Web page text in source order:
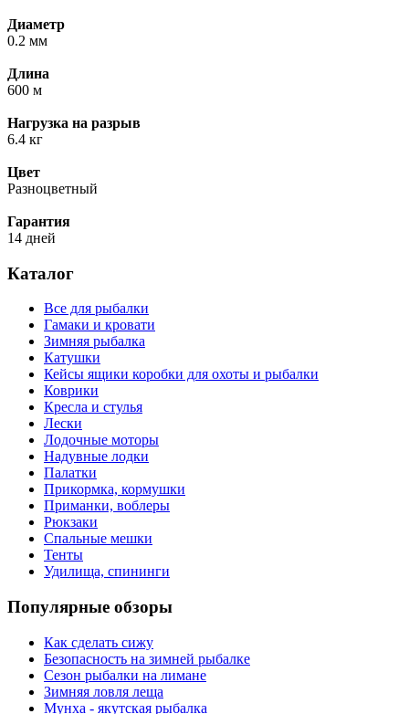
Диаметр
0.2 мм
Длина
600 м
Нагрузка на разрыв
6.4 кг
Цвет
Разноцветный
Гарантия
14 дней
Каталог
Все для рыбалки
Гамаки и кровати
Зимняя рыбалка
Катушки
Кейсы ящики коробки для охоты и рыбалки
Коврики
Кресла и стулья
Лески
Лодочные моторы
Надувные лодки
Палатки
Прикормка, кормушки
Приманки, воблеры
Рюкзаки
Спальные мешки
Тенты
Удилища, спининги
Популярные обзоры
Как сделать сижу
Безопасность на зимней рыбалке
Сезон рыбалки на лимане
Зимняя ловля леща
Мунха - якутская рыбалка